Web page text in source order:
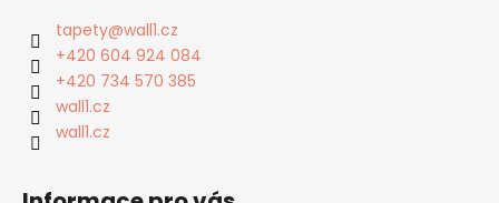
tapety@wall1.cz
+420 604 924 084
+420 734 570 385
wall1.cz
wall1.cz